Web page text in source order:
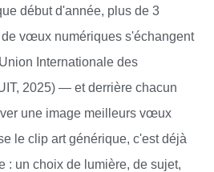
début d'année, plus de 3
vœux numériques s'échangent
Internationale des
2025) — et derrière chacun
une image meilleurs vœux
le clip art générique, c'est déjà
: un choix de lumière, de sujet,